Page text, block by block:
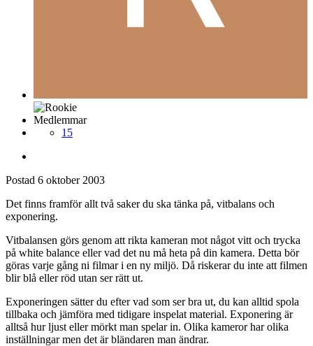
Medlemmar
15
Postad 6 oktober 2003
Det finns framför allt två saker du ska tänka på, vitbalans och
exponering.
Vitbalansen görs genom att rikta kameran mot något vitt och trycka
på white balance eller vad det nu må heta på din kamera. Detta bör
göras varje gång ni filmar i en ny miljö. Då riskerar du inte att filmen
blir blå eller röd utan ser rätt ut.
Exponeringen sätter du efter vad som ser bra ut, du kan alltid spola
tillbaka och jämföra med tidigare inspelat material. Exponering är
alltså hur ljust eller mörkt man spelar in. Olika kameror har olika
inställningar men det är bländaren man ändrar.